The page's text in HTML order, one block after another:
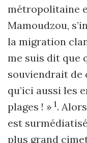
métropolitaine
Mamoudzou,
la migration
me suis dit que
souviendrait
qu’ici aussi les
plages ! » 1.
est
plus grand